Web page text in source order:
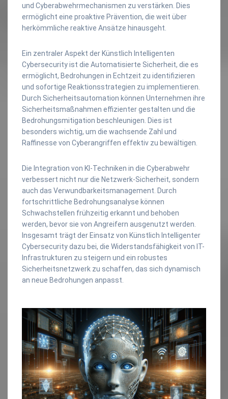
und Cyberabwehrmechanismen zu verstärken. Dies
ermöglicht eine proaktive Prävention, die weit über
herkömmliche reaktive Ansätze hinausgeht.
Ein zentraler Aspekt der Künstlich Intelligenten
Cybersecurity ist die Automatisierte Sicherheit, die es
ermöglicht, Bedrohungen in Echtzeit zu identifizieren
und sofortige Reaktionsstrategien zu implementieren.
Durch Sicherheitsautomation können Unternehmen ihre
Sicherheitsmaßnahmen effizienter gestalten und die
Bedrohungsmitigation beschleunigen. Dies ist
besonders wichtig, um die wachsende Zahl und
Raffinesse von Cyberangriffen effektiv zu bewältigen.
Die Integration von KI-Techniken in die Cyberabwehr
verbessert nicht nur die Netzwerk-Sicherheit, sondern
auch das Verwundbarkeitsmanagement. Durch
fortschrittliche Bedrohungsanalyse können
Schwachstellen frühzeitig erkannt und behoben
werden, bevor sie von Angreifern ausgenutzt werden.
Insgesamt trägt der Einsatz von Künstlich Intelligenter
Cybersecurity dazu bei, die Widerstandsfähigkeit von IT-
Infrastrukturen zu steigern und ein robustes
Sicherheitsnetzwerk zu schaffen, das sich dynamisch
an neue Bedrohungen anpasst.